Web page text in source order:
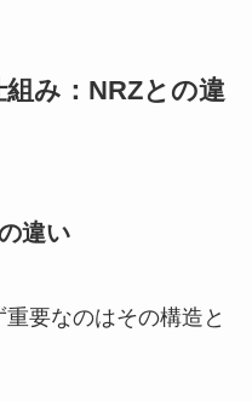
み：NRZとの違
違い
要なのはその構造と